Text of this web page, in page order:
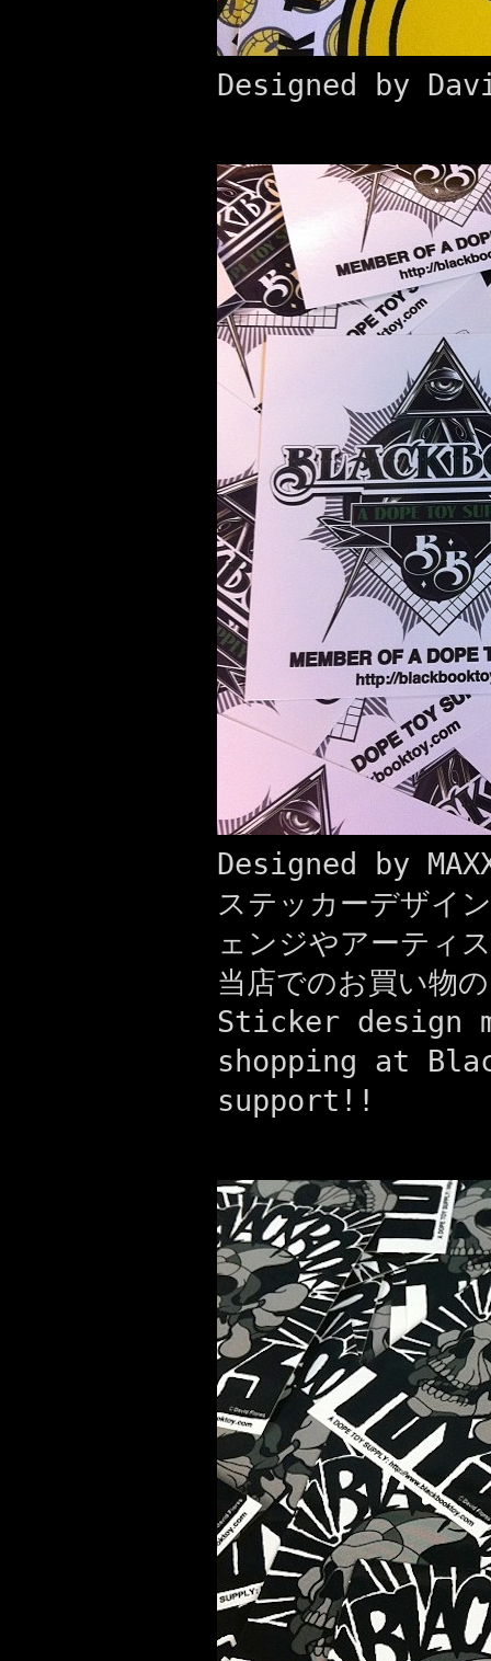
Designed by
Designed by
ステッカーデザイ
ェンジやアーティ
当店でのお買い物
Sticker design
shopping at
support!!